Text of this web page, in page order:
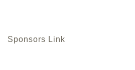
Sponsors Link